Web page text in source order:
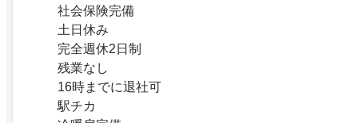
社会保険完備
土日休み
完全週休2日制
残業なし
16時までに退社可
駅チカ